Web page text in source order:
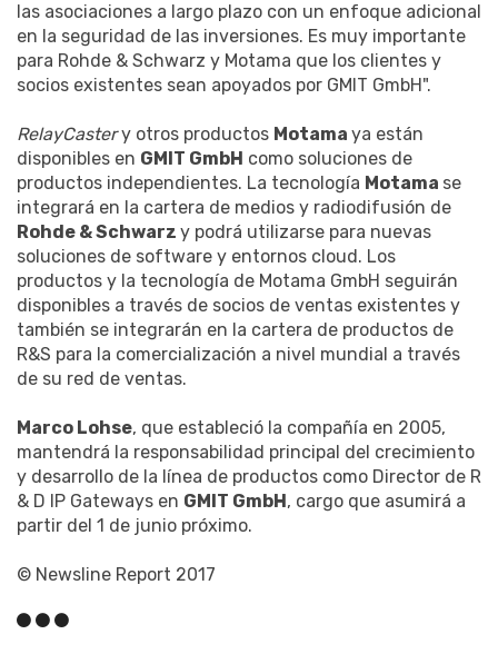
las asociaciones a largo plazo con un enfoque adicional
en la seguridad de las inversiones. Es muy importante
para Rohde & Schwarz y Motama que los clientes y
socios existentes sean apoyados por GMIT GmbH".
RelayCastery otros productos Motama ya están
disponibles en GMIT GmbH como soluciones de
productos independientes. La tecnología Motama se
integrará en la cartera de medios y radiodifusión de
Rohde & Schwarz y podrá utilizarse para nuevas
soluciones de software y entornos cloud. Los
productos y la tecnología de Motama GmbH seguirán
disponibles a través de socios de ventas existentes y
también se integrarán en la cartera de productos de
R&S para la comercialización a nivel mundial a través
de su red de ventas.
Marco Lohse, que estableció la compañía en 2005,
mantendrá la responsabilidad principal del crecimiento
y desarrollo de la línea de productos como Director de R
& D IP Gateways en GMIT GmbH, cargo que asumirá a
partir del 1 de junio próximo.
© Newsline Report 2017